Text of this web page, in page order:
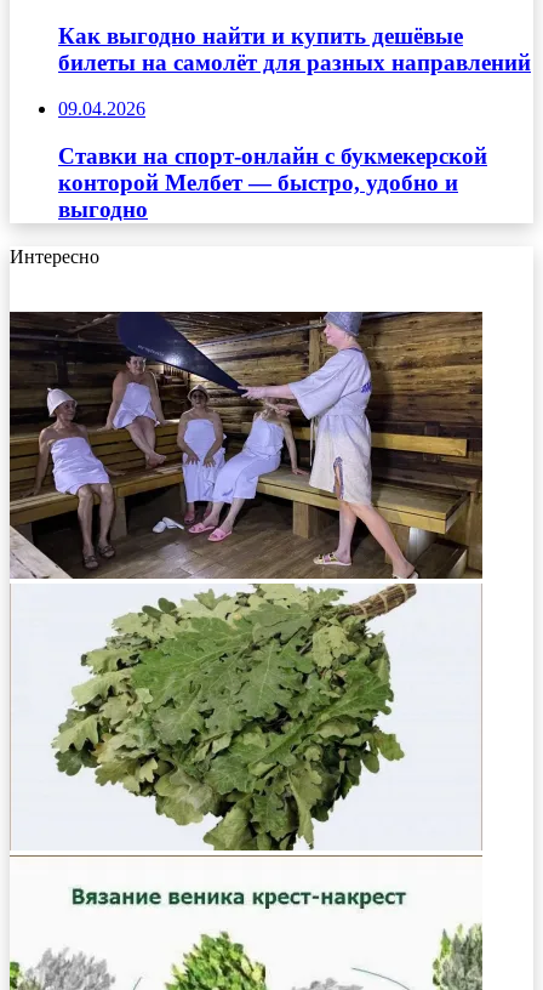
Как выгодно найти и купить дешёвые
билеты на самолёт для разных направлений
09.04.2026
Ставки на спорт-онлайн с букмекерской
конторой Мелбет — быстро, удобно и
выгодно
Интересно